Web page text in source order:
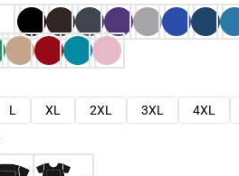
L XL 2XL 3XL 4XL